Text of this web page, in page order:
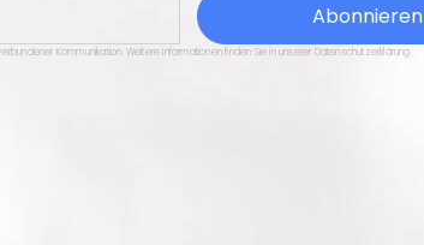
Abonnieren
Kommunikation. Weitere Informationen finden Sie in unserer Datenschutzerklärung.